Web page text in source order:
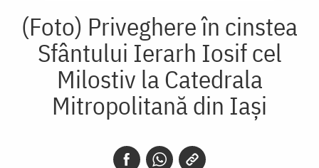
(Foto) Priveghere în cinstea
Sfântului Ierarh Iosif cel
Milostiv la Catedrala
Mitropolitană din Iași